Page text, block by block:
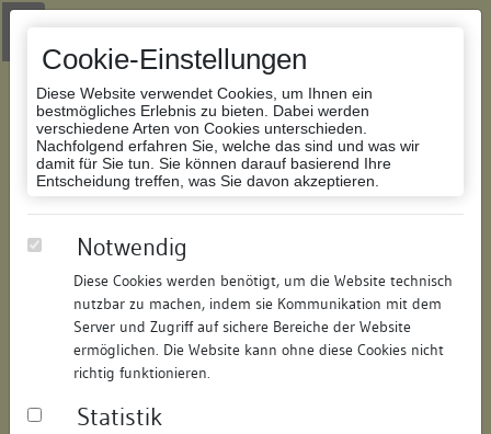
Cookie-Einstellungen
Diese Website verwendet Cookies, um Ihnen ein
bestmögliches Erlebnis zu bieten. Dabei werden
verschiedene Arten von Cookies unterschieden.
Nachfolgend erfahren Sie, welche das sind und was wir
damit für Sie tun. Sie können darauf basierend Ihre
Entscheidung treffen, was Sie davon akzeptieren.
Notwendig
Diese Cookies werden benötigt, um die Website technisch
nutzbar zu machen, indem sie Kommunikation mit dem
Server und Zugriff auf sichere Bereiche der Website
ermöglichen. Die Website kann ohne diese Cookies nicht
richtig funktionieren.
Statistik
Zur Navigation springen
Zum Inhalt der Website springen
Datenbank Bauforschung/Restaurierung
Pfründscheuer
291319089069/ Datum: 12.03.2009
Datenbestand:
Bauforschung und Restaurierung